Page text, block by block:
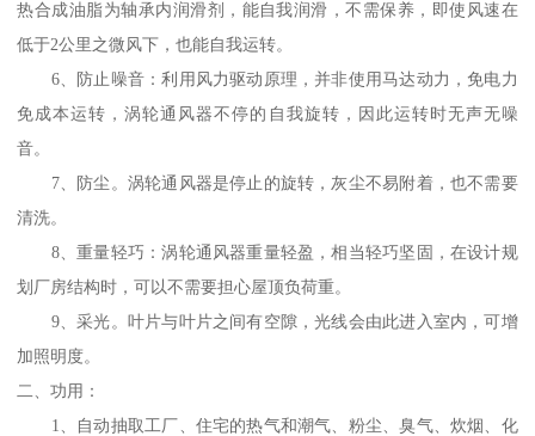
热合成油脂为轴承内润滑剂，能自我润滑，不需保养，即使风速在
低于2公里之微风下，也能自我运转。
6、防止噪音：利用风力驱动原理，并非使用马达动力，免电力
免成本运转，涡轮通风器不停的自我旋转，因此运转时无声无噪
音。
7、防尘。涡轮通风器是停止的旋转，灰尘不易附着，也不需要
清洗。
8、重量轻巧：涡轮通风器重量轻盈，相当轻巧坚固，在设计规
划厂房结构时，可以不需要担心屋顶负荷重。
9、采光。叶片与叶片之间有空隙，光线会由此进入室内，可增
加照明度。
二、功用：
1、自动抽取工厂、住宅的热气和潮气、粉尘、臭气、炊烟、化